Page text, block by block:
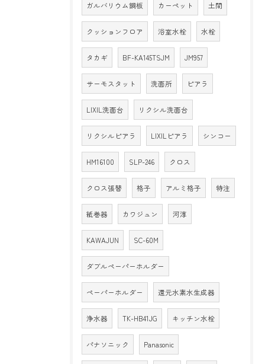
ガルバリウム鋼板 カーペット 土間
クッションフロア 浴室水栓 水栓
タカギ BF-KA145TSJM JM957
サーモスタット 洗面所 ピアラ
LIXIL洗面台 リクシル洗面台
リクシルピアラ LIXILピアラ シンコー
HM16100 SLP-246 クロス
クロス張替 格子 アルミ格子 特注
紙巻器 カワジュン 河淳
KAWAJUN SC-60M
ダブルペーパーホルダー
ペーパーホルダー 還元水素水生成器
浄水器 TK-HB41JG キッチン水栓
パナソニック Panasonic